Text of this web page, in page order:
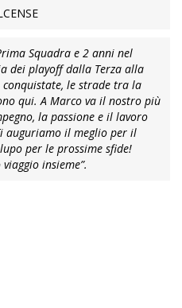
Squadra e 2 anni nel
dei playoff dalla Terza alla
conquistate, le strade tra la
qui. A Marco va il nostro più
la passione e il lavoro
auguriamo il meglio per il
per le prossime sfide!
insieme”.